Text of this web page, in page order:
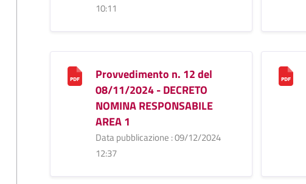
10:11
Provvedimento n. 12 del
08/11/2024 - DECRETO
NOMINA RESPONSABILE
AREA 1
Data pubblicazione : 09/12/2024
12:37